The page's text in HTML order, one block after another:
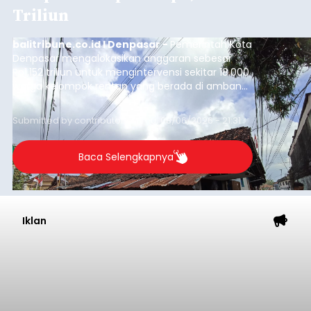
Triliun
balitribune.co.id I Denpasar - Pemerintah Kota
Denpasar mengalokasikan anggaran sebesar
Rp1,152 triliun untuk mengintervensi sekitar 18.000
warga kelompok rentan yang berada di ambang
garis kemiskinan. Langkah strategis ini diambil
guna menjaga masyarakat yang berada pada
kelompok desil 5 dan 6 tersebut agar tidak
merosot ke kategori miskin.
Submitted by contributor Thu, 08/06/2026 - 21:31
Baca Selengkapnya
Iklan